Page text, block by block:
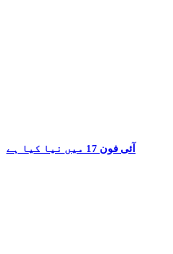
آئی فون 17 میں نیا کیا ہے